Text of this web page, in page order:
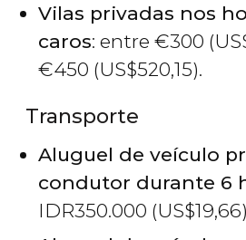
Vilas privadas nos
caros: entre €300 (
€450 (US$520,15).
Transporte
Aluguel de veículo
condutor durante 6
IDR350.000 (US$